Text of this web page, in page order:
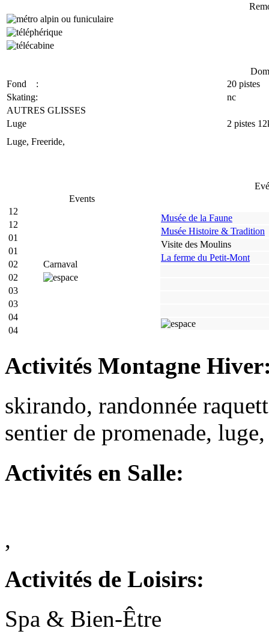
Fond :
20 pistes
Skating:
nc
AUTRES GLISSES
Luge
2 pistes
Luge, Freeride,
Events
12
12
01
01
02
Carnaval
02
03
03
04
04
Musée de la Faune
Musée Histoire & Tradition
Visite des Moulins
La ferme du Petit-Mont
Activités Montagne
skirando, randonnée
sentier de promenade,
Activités en Salle:
,
Activités de Loisirs:
Spa & Bien-Être